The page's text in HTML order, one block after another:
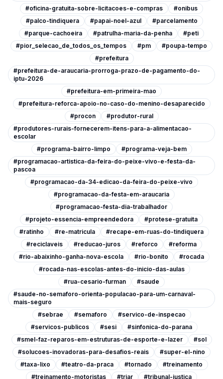
#oficina-gratuita-sobre-licitacoes-e-compras
#onibus
#palco-tindiquera
#papai-noel-azul
#parcelamento
#parque-cachoeira
#patrulha-maria-da-penha
#peti
#pior_selecao_de_todos_os_tempos
#pm
#poupa-tempo
#prefeitura
#prefeitura-de-araucaria-prorroga-prazo-de-pagamento-do-
iptu-2026
#prefeitura-em-primeira-mao
#prefeitura-reforca-apoio-no-caso-do-menino-desaparecido
#procon
#produtor-rural
#produtores-rurais-fornecerem-itens-para-a-alimentacao-
escolar
#programa-bairro-limpo
#programa-veja-bem
#programacao-artistica-da-feira-do-peixe-vivo-e-festa-da-
pascoa
#programacao-da-34-edicao-da-feira-do-peixe-vivo
#programacao-da-festa-em-araucaria
#programacao-festa-dia-trabalhador
#projeto-essencia-empreendedora
#protese-gratuita
#ratinho
#re-matricula
#recape-em-ruas-do-tindiquera
#reciclaveis
#reducao-juros #reforco
#reforma
#rio-abaixinho-ganha-nova-escola
#rio-bonito
#rocada
#rocada-nas-escolas-antes-do-inicio-das-aulas
#rua-cesario-furman
#saude
#saude-no-semaforo-orienta-populacao-para-um-carnaval-
mais-seguro
#sebrae
#semaforo
#servico-de-inspecao
#servicos-publicos
#sesi
#sinfonica-do-parana
#smel-faz-reparos-em-estruturas-de-esporte-e-lazer
#sol
#solucoes-inovadoras-para-desafios-reais
#super-el-nino
#taxa-lixo
#teatro-da-praca #tornado
#treinamento
#treinamento-motoristas
#triar #tribunal-justica